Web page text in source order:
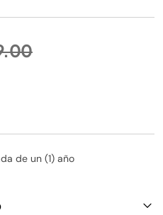
de
a
de un (1) año